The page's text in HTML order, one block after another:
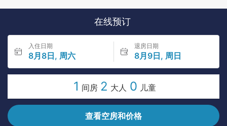
在线预订
入住日期
8月8日, 周六
退房日期
8月9日, 周日
1 间房 2 大人 0 儿童
查看空房和价格